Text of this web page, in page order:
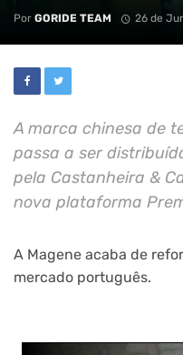
Por GORIDE TEAM 26 de
A marca chinesa de
passa a ser
pela Castanheira &
nova plataforma
A Magene acaba de
mercado português.